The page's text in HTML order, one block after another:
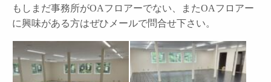
もしまだ事務所がOAフロアーでない、またOAフロアー
に興味がある方はぜひメールで問合せ下さい。